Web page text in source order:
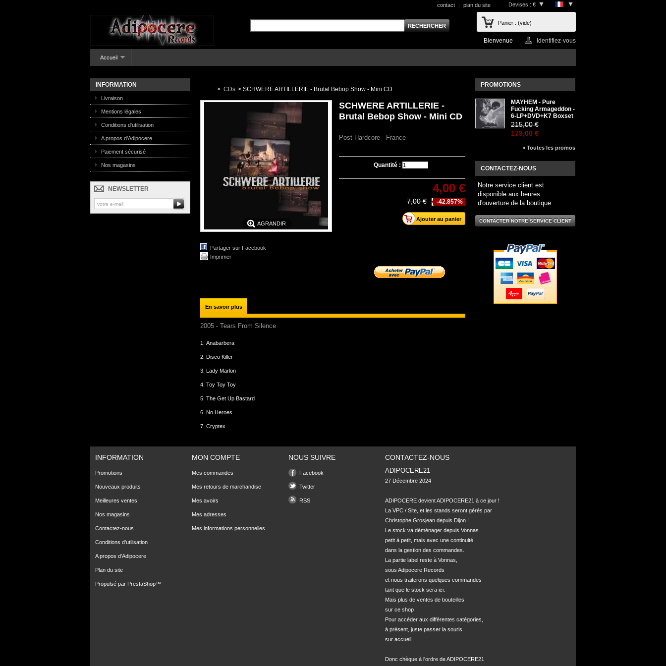
Devises : €
contact plan du site
Panier : (vide)
Bienvenue Identifiez-vous
Accueil
INFORMATION
Livraison
Mentions légales
Conditions d'utilisation
A propos d'Adipocere
Paiement sécurisé
Nos magasins
NEWSLETTER
> CDs > SCHWERE ARTILLERIE - Brutal Bebop Show - Mini CD
AGRANDIR
Partager sur Facebook
Imprimer
SCHWERE ARTILLERIE -
Brutal Bebop Show - Mini CD
Post Hardcore - France
Quantité :
4,00 €
-42.857%
7,00 €
En savoir plus
2005 - Tears From Silence
1. Anabarbera
2. Disco Killer
3. Lady Marlon
4. Toy Toy Toy
5. The Get Up Bastard
6. No Heroes
7. Cryptex
PROMOTIONS
MAYHEM - Pure
Fucking Armageddon -
6-LP+DVD+K7 Boxset
215,00 €
179,00 €
» Toutes les promos
CONTACTEZ-NOUS
Notre service client est
disponible aux heures
d'ouverture de la boutique
CONTACTER NOTRE SERVICE CLIENT
INFORMATION
Promotions
Nouveaux produits
Meilleures ventes
Nos magasins
Contactez-nous
Conditions d'utilisation
A propos d'Adipocere
Plan du site
Propulsé par PrestaShop™
MON COMPTE
Mes commandes
Mes retours de marchandise
Mes avoirs
Mes adresses
Mes informations personnelles
NOUS SUIVRE
Facebook
Twitter
RSS
CONTACTEZ-NOUS
ADIPOCERE21
27 Décembre 2024
ADIPOCERE devient ADIPOCERE21 à ce jour !
La VPC / Site, et les stands seront gérés par
Christophe Grosjean depuis Dijon !
Le stock va déménager depuis Vonnas
petit à petit, mais avec une continuité
dans la gestion des commandes.
La partie label reste à Vonnas,
sous Adipocere Records
et nous traiterons quelques commandes
tant que le stock sera ici.
Mais plus de ventes de bouteilles
sur ce shop !
Pour accéder aux différentes catégories,
à présent, juste passer la souris
sur accueil.
Donc chèque à l'ordre de ADIPOCERE21